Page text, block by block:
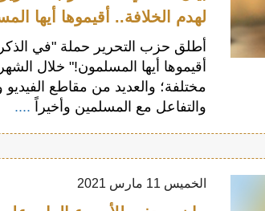
لهدم الخلافة.. أقيموها أيها
أطلق حزب التحرير حملة "في
أقيموها أيها المسلمون!" خلال
مختلفة؛ والعديد من مقاطع
والتفاعل مع المسلمين وأخيراً ....
الخميس 11 مارس 2021